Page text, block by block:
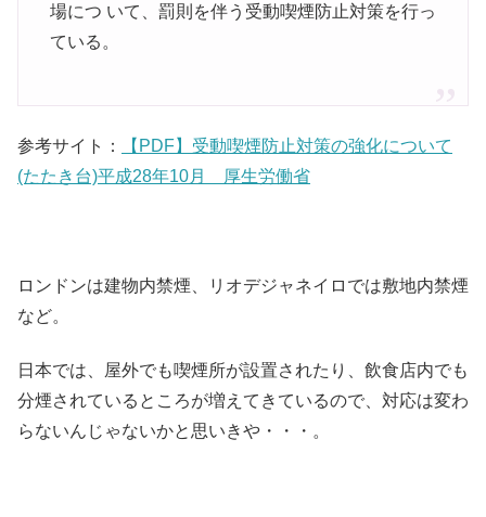
場につ いて、罰則を伴う受動喫煙防止対策を行っ
ている。
参考サイト：
【PDF】受動喫煙防止対策の強化について
(たたき台)平成28年10月 厚生労働省
ロンドンは建物内禁煙、リオデジャネイロでは敷地内禁煙
など。
日本では、屋外でも喫煙所が設置されたり、飲食店内でも
分煙されているところが増えてきているので、対応は変わ
らないんじゃないかと思いきや・・・。